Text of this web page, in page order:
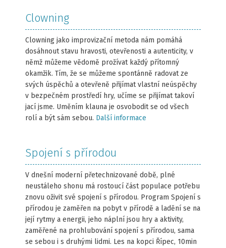
Clowning
Clowning jako improvizační metoda nám pomáhá
dosáhnout stavu hravosti, otevřenosti a autenticity, v
němž můžeme vědomě prožívat každý přítomný
okamžik. Tím, že se můžeme spontánně radovat ze
svých úspěchů a otevřeně přijímat vlastní neúspěchy
v bezpečném prostředí hry, učíme se přijímat takoví
jací jsme. Uměním klauna je osvobodit se od všech
rolí a být sám sebou. Další informace
Spojení s přírodou
V dnešní moderní přetechnizované době, plné
neustáleho shonu má rostoucí část populace potřebu
znovu oživit své spojení s přírodou. Program Spojení s
přírodou je zaměřen na pobyt v přírodě a ladění se na
její rytmy a energii, jeho náplní jsou hry a aktivity,
zaměřené na prohlubování spojení s přírodou, sama
se sebou i s druhými lidmi. Les na kopci Řípec, 10min